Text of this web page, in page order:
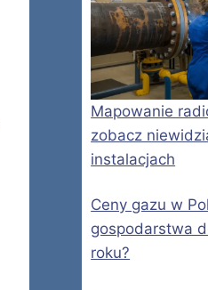
Mapowanie
zobacz
instalacjach
Ceny gazu w
gospodarstwa
roku?